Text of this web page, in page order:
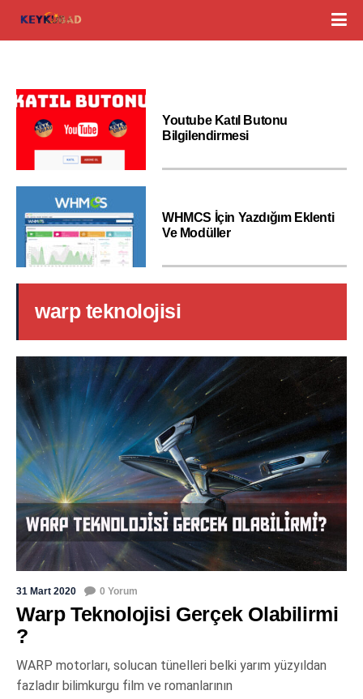
Youtube Katıl Butonu
Bilgilendirmesi
WHMCS İçin Yazdığım Eklenti
Ve Modüller
warp teknolojisi
31 Mart 2020 0 Yorum
Warp Teknolojisi Gerçek Olabilirmi
?
WARP motorları, solucan tünelleri belki yarım yüzyıldan
fazladır bilimkurgu film ve romanlarının